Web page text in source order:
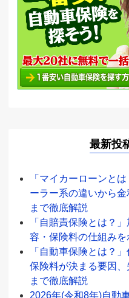
最新投
「マイカーローンと
ーラー系の違いから
まで徹底解説
「自賠責保険とは？
容・保険料の仕組み
「自動車保険とは？
保険料が決まる要因
まで徹底解説
2026年(令和8年)自動